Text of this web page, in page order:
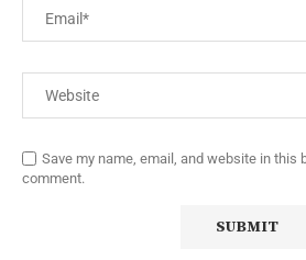
Save my name, email, and website in this
comment.